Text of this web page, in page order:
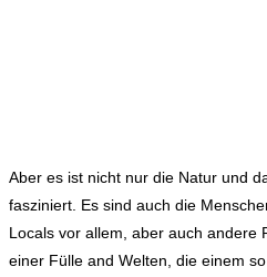
Aber es ist nicht nur die Natur und
fasziniert. Es sind auch die
Locals vor allem, aber auch andere
einer Fülle and Welten, die einem